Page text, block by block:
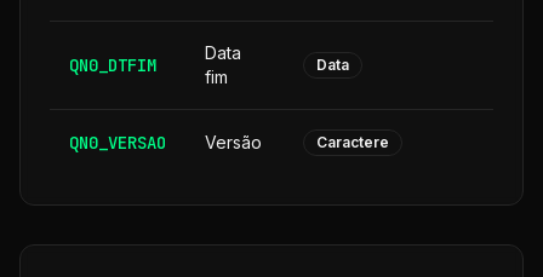
QN0_DTFIM
Data
fim
Data
QN0_VERSAO Versão Caractere